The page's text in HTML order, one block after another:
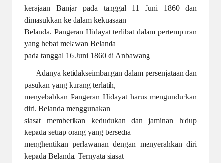
kerajaan Banjar pada tanggal 11 Juni 1860 dan
dimasukkan ke dalam kekuasaan
Belanda. Pangeran Hidayat terlibat dalam pertempuran
yang hebat melawan Belanda
pada tanggal 16 Juni 1860 di Anbawang
Adanya ketidakseimbangan dalam persenjataan dan
pasukan yang kurang terlatih,
menyebabkan Pangeran Hidayat harus mengundurkan
diri. Belanda menggunakan
siasat memberikan kedudukan dan jaminan hidup
kepada setiap orang yang bersedia
menghentikan perlawanan dengan menyerahkan diri
kepada Belanda. Ternyata siasat